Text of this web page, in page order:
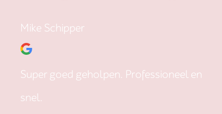
Mike Schipper
Super goed geholpen. Professioneel en
snel.